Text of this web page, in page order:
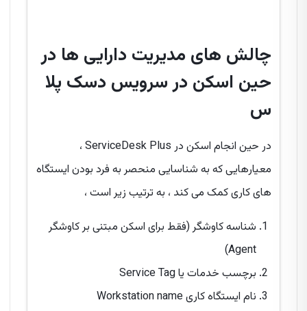
چالش های مدیریت دارایی ها در
حین اسکن در سرویس دسک پلا
س
در حین انجام اسکن در ServiceDesk Plus ،
معیارهایی که به شناسایی منحصر به فرد بودن ایستگاه
های کاری کمک می کند ، به ترتیب زیر است ،
شناسه کاوشگر (فقط برای اسکن مبتنی بر کاوشگر
Agent)
برچسب خدمات یا Service Tag
نام ایستگاه کاری Workstation name